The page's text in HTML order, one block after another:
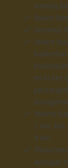
woning
Roken
Internet
Iedere
en in het
Warme
2 km, Bio
4 km.
autogas